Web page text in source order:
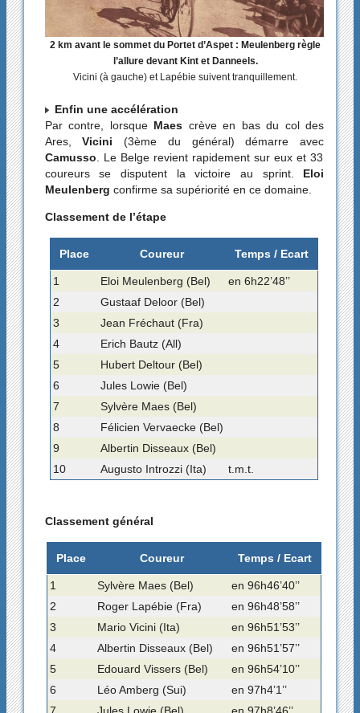
2 km avant le sommet du Portet d’Aspet : Meulenberg règle
l’allure devant Kint et Danneels.
Vicini (à gauche) et Lapébie suivent tranquillement.
Enfin une accélération
Par contre, lorsque Maes crève en bas du col des
Ares,Vicini (3ème du général) démarre avec
Camusso . Le Belge revient rapidement sur eux et 33
coureurs se disputent la victoire au sprint. Eloi
Meulenberg confirme sa supériorité en ce domaine.
Classement de l’étape
Place Coureur Temps / Ecart
1 Eloi Meulenberg (Bel)
en 6h22’48’’
2
Gustaaf Deloor (Bel)
3
Jean Fréchaut (Fra)
4
Erich Bautz (All)
5
Hubert Deltour (Bel)
6
Jules Lowie (Bel)
7
Sylvère Maes (Bel)
8
Félicien Vervaecke (Bel)
9
Albertin Disseaux (Bel)
10
Augusto Introzzi (Ita) t.m.t.
Classement général
Place Coureur Temps / Ecart
1 Sylvère Maes (Bel)
en 96h46’40’’
2
Roger Lapébie (Fra)
en 96h48’58’’
3
Mario Vicini (Ita)
en 96h51’53’’
4
Albertin Disseaux (Bel)
en 96h51’57’’
5
Edouard Vissers (Bel)
en 96h54’10’’
6
Léo Amberg (Sui)
en 97h4’1’’
7
Jules Lowie (Bel) en 97h8’46’’